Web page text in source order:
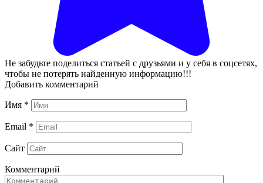
Не забудьте поделиться статьей с друзьями и у себя в соцсетях,
чтобы не потерять найденную информацию!!!
Добавить комментарий
Имя *
Email *
Сайт
Комментарий